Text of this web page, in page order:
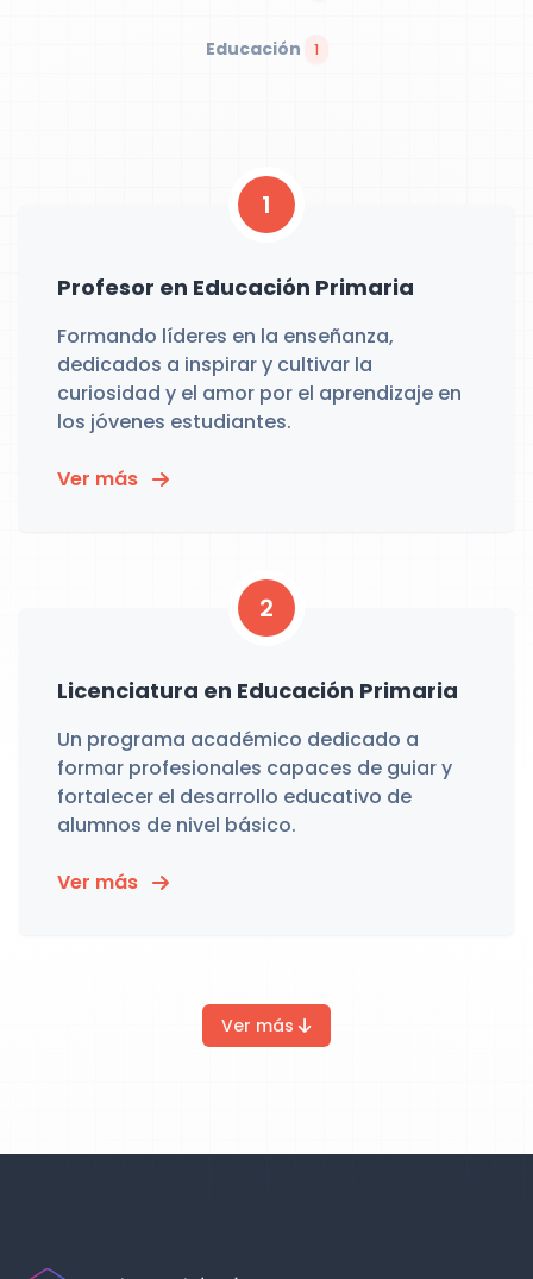
Educación 1
1
Profesor en Educación Primaria
Formando líderes en la enseñanza,
dedicados a inspirar y cultivar la
curiosidad y el amor por el aprendizaje en
los jóvenes estudiantes.
Ver más
2
Licenciatura en Educación Primaria
Un programa académico dedicado a
formar profesionales capaces de guiar y
fortalecer el desarrollo educativo de
alumnos de nivel básico.
Ver más
Ver más